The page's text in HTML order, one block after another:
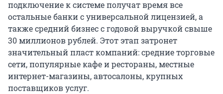
подключение к системе получат время все
остальные банки с универсальной лицензией, а
также средний бизнес с годовой выручкой свыше
30 миллионов рублей. Этот этап затронет
значительный пласт компаний: средние торговые
сети, популярные кафе и рестораны, местные
интернет-магазины, автосалоны, крупных
поставщиков услуг.